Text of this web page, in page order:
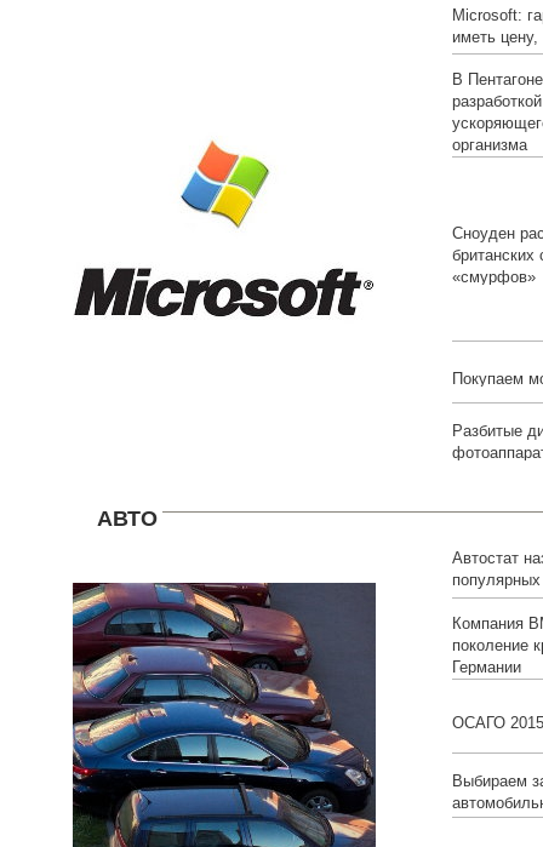
Microsoft:
иметь
В
организма
Сноуден
«смурфов»
Покупаем
Разбитые
АВТО
Автостат
белорусов
Компания
поколение
Германии
ОСАГО 2015
Выбираем